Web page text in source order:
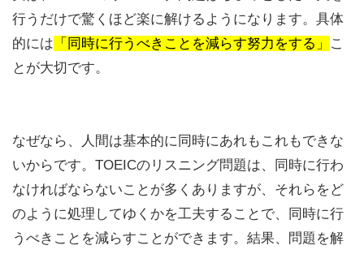
行うだけで驚くほど楽に解けるようになります。具体
的には 「同時に行うべきことを減らす努力をする」
こ
とが大切です。
なぜなら、人間は基本的に同時にあれもこれもできな
いからです。TOEICのリスニング問題は、同時に行わ
なければならないことが多くありますが、それらをど
のように処理してゆくかを工夫することで、同時に行
うべきことを減らすことができます。結果、問題を解